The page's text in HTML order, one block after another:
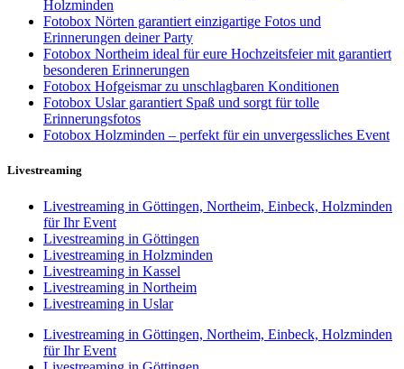
Holzminden
Fotobox Nörten garantiert einzigartige Fotos und
Erinnerungen deiner Party
Fotobox Northeim ideal für eure Hochzeitsfeier mit garantiert
besonderen Erinnerungen
Fotobox Hofgeismar zu unschlagbaren Konditionen
Fotobox Uslar garantiert Spaß und sorgt für tolle
Erinnerungsfotos
Fotobox Holzminden – perfekt für ein unvergessliches Event
Livestreaming
Livestreaming in Göttingen, Northeim, Einbeck, Holzminden
für Ihr Event
Livestreaming in Göttingen
Livestreaming in Holzminden
Livestreaming in Kassel
Livestreaming in Northeim
Livestreaming in Uslar
Livestreaming in Göttingen, Northeim, Einbeck, Holzminden
für Ihr Event